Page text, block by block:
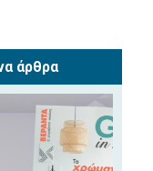
άρθρα